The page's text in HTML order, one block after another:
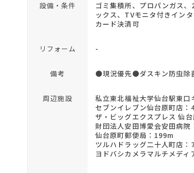
設備・条件
ゴミ集積所、プロパンガス
ックス、TVモニタ付きイン
カード決済可
リフォーム -
備考 ●現況優先●ダスキン防虫除
周辺施設
私立東北福祉大学仙台駅東
セブンイレブン仙台原町店：
ザ・ビッグエクスプレス 仙
財団法人安田博愛会安田病院
仙台原町郵便局：199m
ツルハドラッグ二十人町店：
ヨドバシカメラマルチメデ